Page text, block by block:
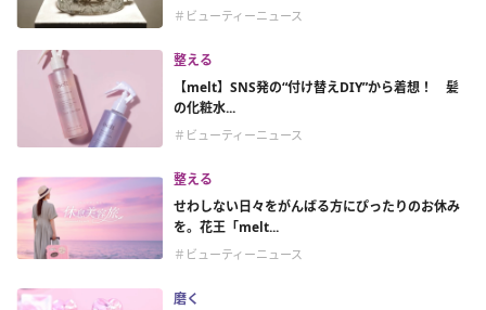
＃ビューティーニュース
整える
【melt】SNS発の“付け替えDIY”から着想！ 髪
の化粧水...
＃ビューティーニュース
整える
せわしない日々をがんばる方にぴったりのお休み
を。花王「melt...
＃ビューティーニュース
磨く